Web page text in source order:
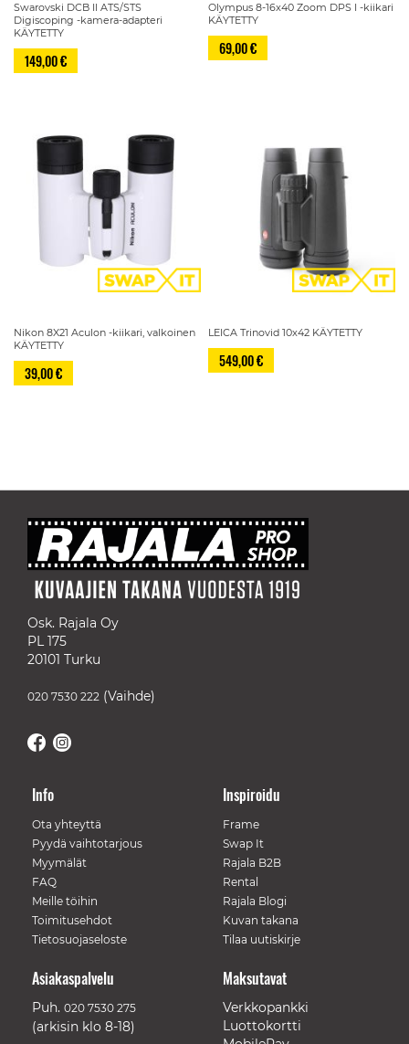
Swarovski DCB II ATS/STS
Digiscoping -kamera-adapteri
KÄYTETTY
149,00 €
Olympus 8-16x40 Zoom DPS I -kiikari
KÄYTETTY
69,00 €
Nikon 8X21 Aculon -kiikari, valkoinen
KÄYTETTY
39,00 €
LEICA Trinovid 10x42 KÄYTETTY
549,00 €
Osk. Rajala Oy
PL 175
20101 Turku
020 7530 222 (Vaihde)
Info
Ota yhteyttä
Pyydä vaihtotarjous
Myymälät
FAQ
Meille töihin
Toimitusehdot
Tietosuojaseloste
Inspiroidu
Frame
Swap It
Rajala B2B
Rental
Rajala Blogi
Kuvan takana
Tilaa uutiskirje
Maksutavat
Verkkopankki
Luottokortti
Asiakaspalvelu
Puh. 020 7530 275
(arkisin klo 8-18)